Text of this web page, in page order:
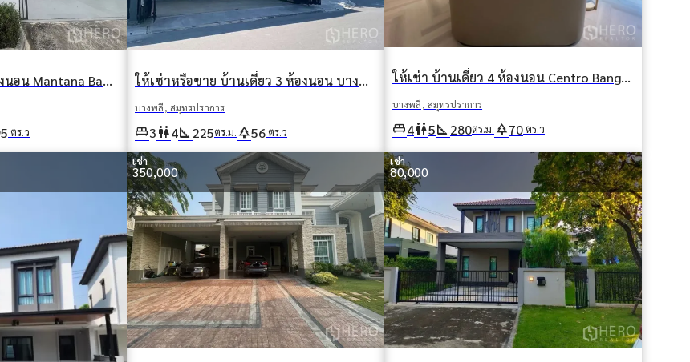
ให้เช่า บ้านเดี่ยว 4 ห้องนอน Mantana Bangna KM 15 (อดีตบางนา กม. 15) บางโฉลง บางพลี สมุทรปราการ
ตร.ว
ให้เช่าหรือขาย บ้านเดี่ยว 3 ห้องนอน บางพลี สมุทรปราการ
บางพลี, สมุทรปราการ
king_bed3wc4square_foot 225ตร.ม. park56 ตร.ว
ให้เช่า บ้านเดี่ยว 4 ห้องนอน Centro Bangna (ศูนย์บางนา) บางแก้ว บางพลี สมุทรปราการ
บางพลี, สมุทรปราการ
king_bed4wc5square_foot 280ตร.ม. park70 ตร.ว
เช่า
350,000
เช่า
80,000